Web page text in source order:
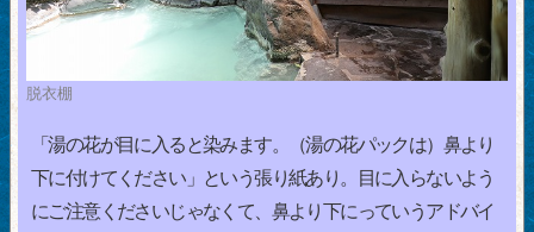
脱衣棚
「湯の花が目に入ると染みます。（湯の花パックは）鼻より
下に付けてください」という張り紙あり。目に入らないよう
にご注意くださいじゃなくて、鼻より下にっていうアドバイ